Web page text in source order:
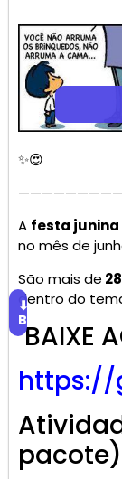
✨😍
A festa junina
no mês de
São mais de
dentro do
⬇
Baixar
BAIXE
https://
pacote)